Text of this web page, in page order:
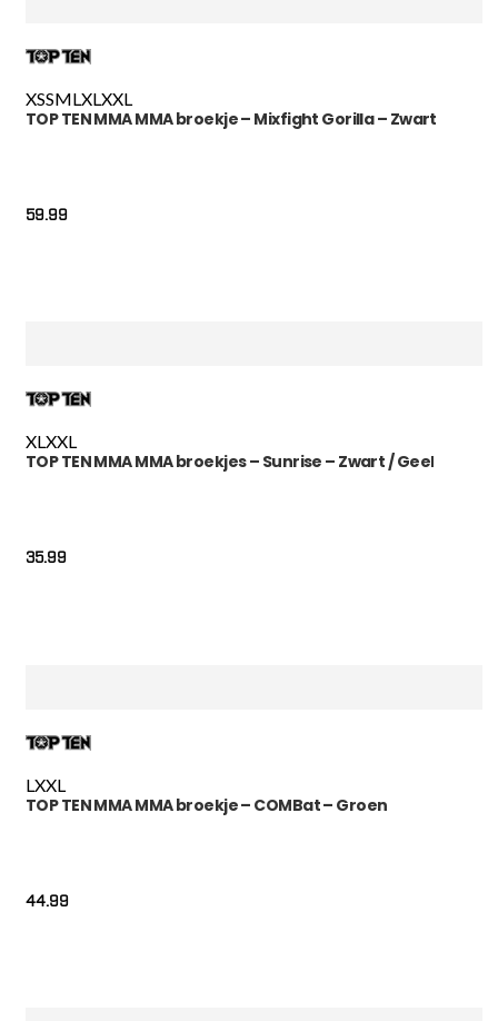
XSSML XL XXL
TOP TEN MMA MMA broekje – Mixfight Gorilla – Zwart
59.99
XLXXL
TOP TEN MMA MMA broekjes – Sunrise – Zwart / Geel
35.99
L XXL
TOP TEN MMA MMA broekje – COMBat – Groen
44.99